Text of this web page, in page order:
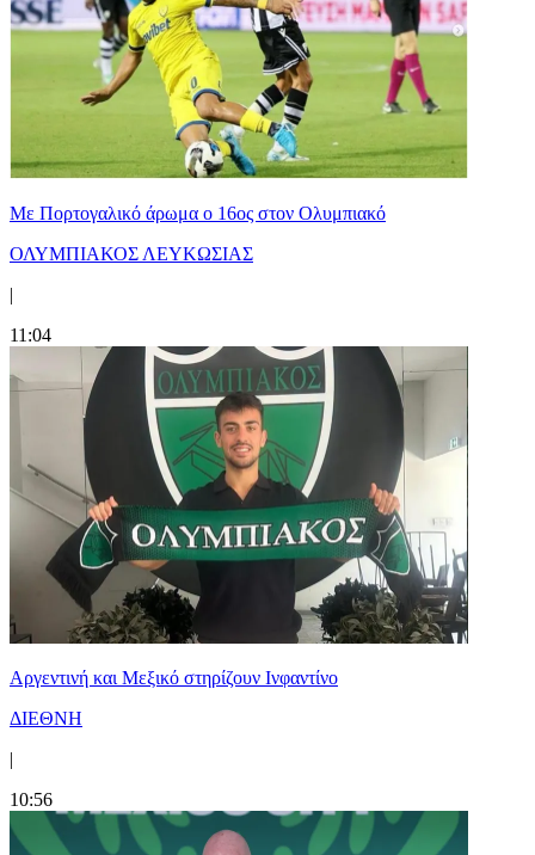
Με Πορτογαλικό άρωμα ο 16ος στον Ολυμπιακό
ΟΛΥΜΠΙΑΚΟΣ ΛΕΥΚΩΣΙΑΣ
|
11:04
Αργεντινή και Μεξικό στηρίζουν Ινφαντίνο
ΔΙΕΘΝΗ
|
10:56